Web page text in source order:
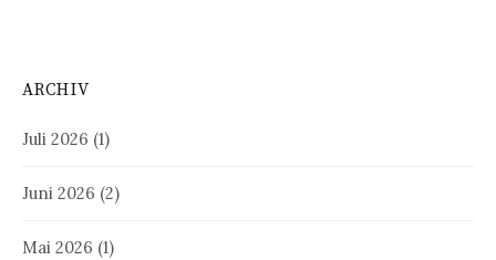
ARCHIV
Juli 2026 (1)
Juni 2026 (2)
Mai 2026 (1)